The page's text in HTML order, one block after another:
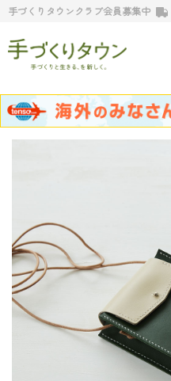
手づくりタウンクラブ会員募集中